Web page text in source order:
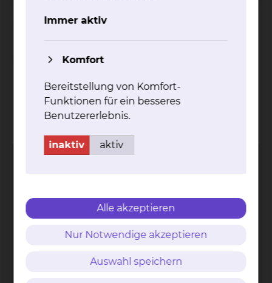
Unterstützung während des stationären
Spielnachmittag in der Geriatrie
Kontakt Impressum AVB
Datenschutz
Bildnachweise
Städtisches Klinikum
Braunschweig gGmbH
38118 Braunschweig
Immer aktiv
Komfort
Bereitstellung von Komfort-
Funktionen für ein besseres
Benutzererlebnis.
inaktiv aktiv
Alle akzeptieren
Nur Notwendige akzeptieren
Auswahl speichern